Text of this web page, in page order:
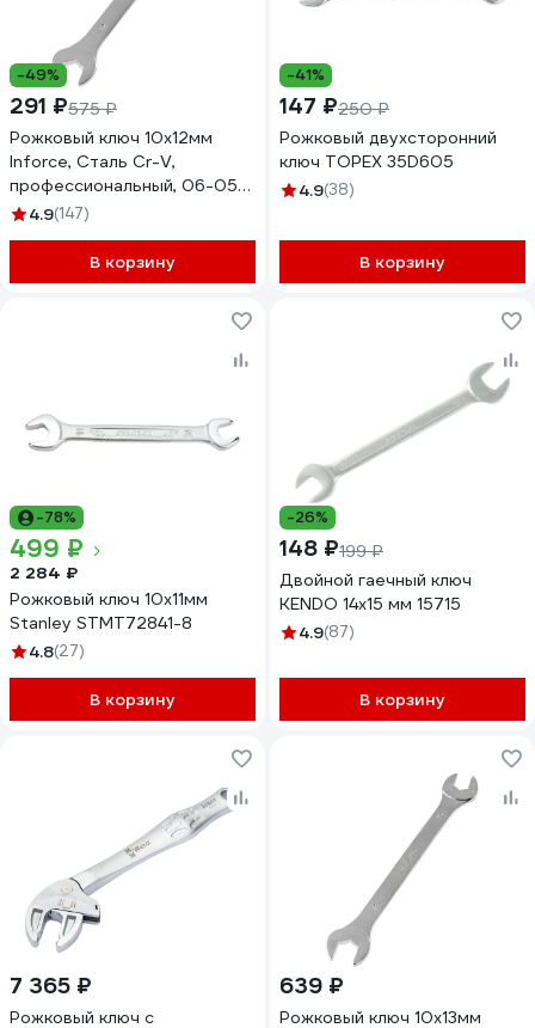
-49%
291 ₽575 ₽
Рожковый ключ 10x12мм
Inforce, Сталь Cr-V,
профессиональный, 06-05-
584.9(147)
В корзину
-41%
147 ₽250 ₽
Рожковый двухсторонний
ключ TOPEX 35D605
4.9(38)
В корзину
-78%
499 ₽
2 284 ₽
Рожковый ключ 10х11мм
Stanley STMT72841-8
4.8(27)
В корзину
-26%
148 ₽199 ₽
Двойной гаечный ключ
KENDO 14x15 мм 15715
4.9(87)
В корзину
7 365 ₽
Рожковый ключ с
639 ₽
Рожковый ключ 10x13мм